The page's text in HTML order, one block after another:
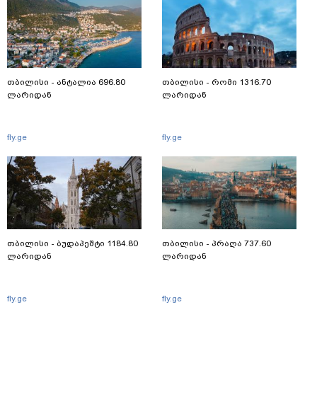
თბილისი - ანტალია 696.80
ლარიდან
fly.ge
თბილისი - ბუდაპეშტი 1184.80
ლარიდან
fly.ge
თბილისი - რომი 1316.70
ლარიდან
fly.ge
თბილისი - პრაღა 737.60
ლარიდან
fly.ge